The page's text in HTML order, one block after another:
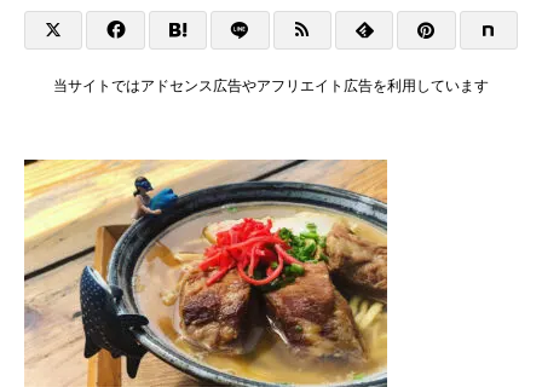
当サイトではアドセンス広告やアフリエイト広告を利用しています